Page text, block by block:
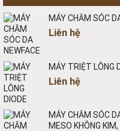
MÁY CHĂM SÓC
Liên hệ
MÁY TRIỆT LÔNG
Liên hệ
MÁY CHĂM SÓC
MESO KHÔNG